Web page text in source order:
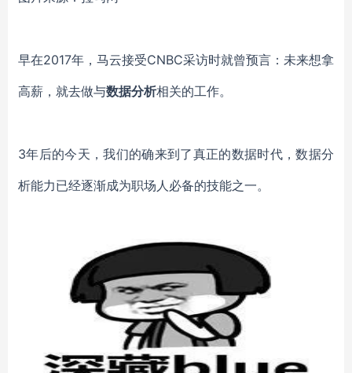
早在2017年，马云接受CNBC采访时就曾预言：未来想拿
高薪，就去做与数据分析相关的工作。
3年后的今天，我们的确来到了真正的数据时代，数据分
析能力已经逐渐成为职场人必备的技能之一。